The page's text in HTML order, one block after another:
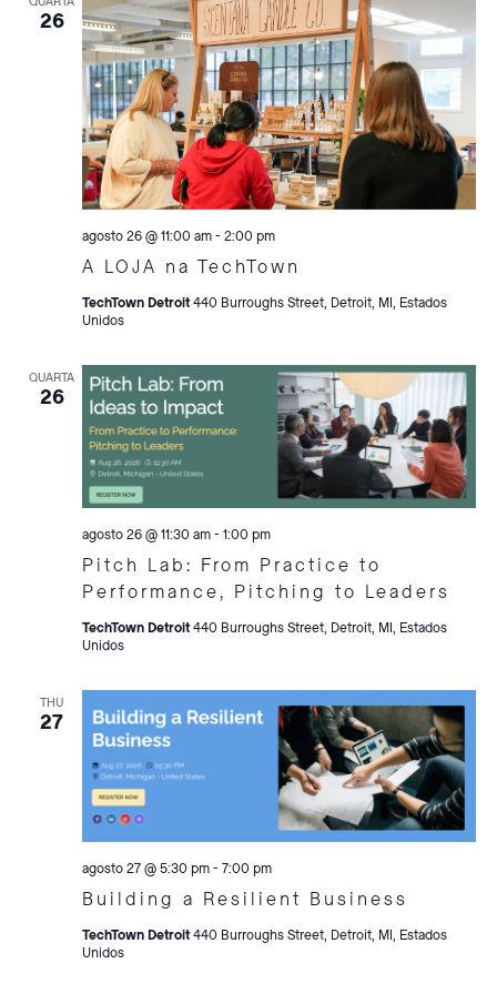
26
A LOJA na TechTown
agosto 26 @ 11:00 am- 2:00 pm
TechTown Detroit 440 Burroughs Street, Detroit, MI, Estados
Unidos
QUARTA
26
Pitch Lab: From Practice to
Performance, Pitching to Leaders
agosto 26 @ 11:30 am- 1:00 pm
TechTown Detroit 440 Burroughs Street, Detroit, MI, Estados
Unidos
THU
27
Building a Resilient Business
agosto 27 @ 5:30 pm- 7:00 pm
TechTown Detroit 440 Burroughs Street, Detroit, MI, Estados
Unidos